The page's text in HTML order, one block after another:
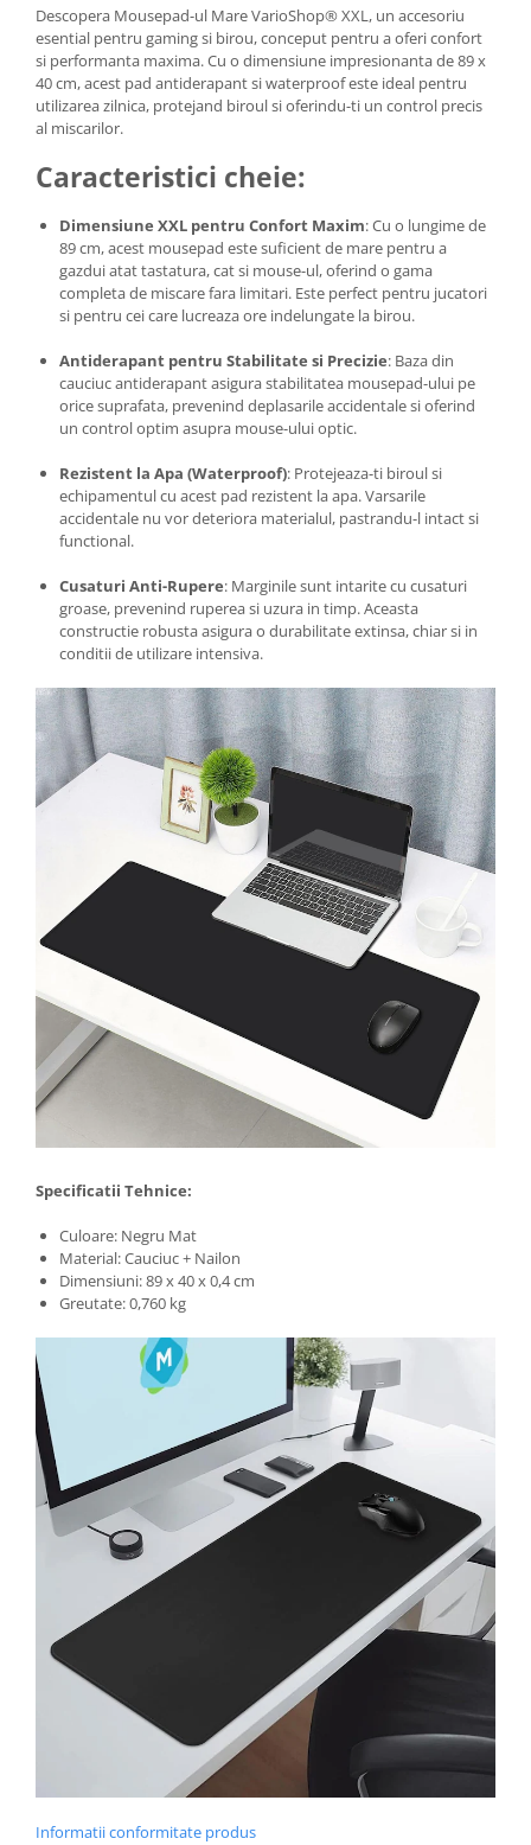
Descopera Mousepad-ul Mare VarioShop® XXL, un accesoriu
esential pentru gaming si birou, conceput pentru a oferi confort
si performanta maxima. Cu o dimensiune impresionanta de 89 x
40 cm, acest pad antiderapant si waterproof este ideal pentru
utilizarea zilnica, protejand biroul si oferindu-ti un control precis
al miscarilor.
Caracteristici cheie:
Dimensiune XXL pentru Confort Maxim: Cu o lungime de
89 cm, acest mousepad este suficient de mare pentru a
gazdui atat tastatura, cat si mouse-ul, oferind o gama
completa de miscare fara limitari. Este perfect pentru jucatori
si pentru cei care lucreaza ore indelungate la birou.
Antiderapant pentru Stabilitate si Precizie: Baza din
cauciuc antiderapant asigura stabilitatea mousepad-ului pe
orice suprafata, prevenind deplasarile accidentale si oferind
un control optim asupra mouse-ului optic.
Rezistent la Apa (Waterproof): Protejeaza-ti biroul si
echipamentul cu acest pad rezistent la apa. Varsarile
accidentale nu vor deteriora materialul, pastrandu-l intact si
functional.
Cusaturi Anti-Rupere: Marginile sunt intarite cu cusaturi
groase, prevenind ruperea si uzura in timp. Aceasta
constructie robusta asigura o durabilitate extinsa, chiar si in
conditii de utilizare intensiva.
Specificatii Tehnice:
Culoare: Negru Mat
Material: Cauciuc + Nailon
Dimensiuni: 89 x 40 x 0,4 cm
Greutate: 0,760 kg
Informatii conformitate produs